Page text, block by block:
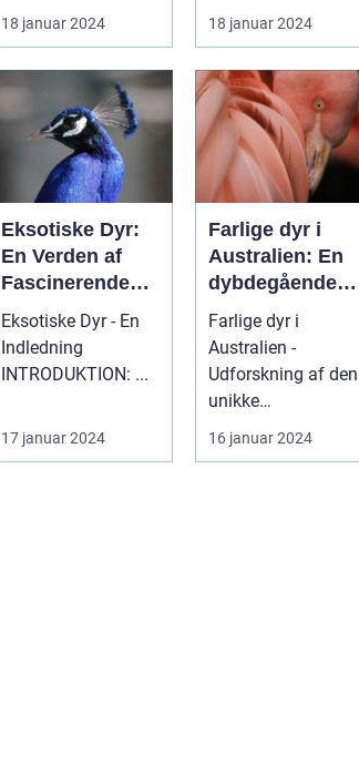
personlighed og
charme
små rovdyr som
mår, odder og græ...
18 januar 2024
tilhører ordenen
Apterygiformes o...
18 januar 2024
Eksotiske Dyr:
En Verden af
Fascinerende
Skabninger
Eksotiske Dyr - En
Indledning
INTRODUKTION: ...
17 januar 2024
Farlige dyr i
Australien: En
dybdegående
analyse
Farlige dyr i
Australien -
Udforskning af den
unikke
dyrelivsverden
Down Under
16 januar 2024